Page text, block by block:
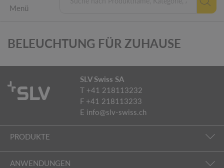
Menü
BELEUCHTUNG FÜR ZUHAUSE
SLV Swiss SA
T +41 218113232
F +41 218113233
E info@slv-swiss.ch
PRODUKTE
ANWENDUNGEN